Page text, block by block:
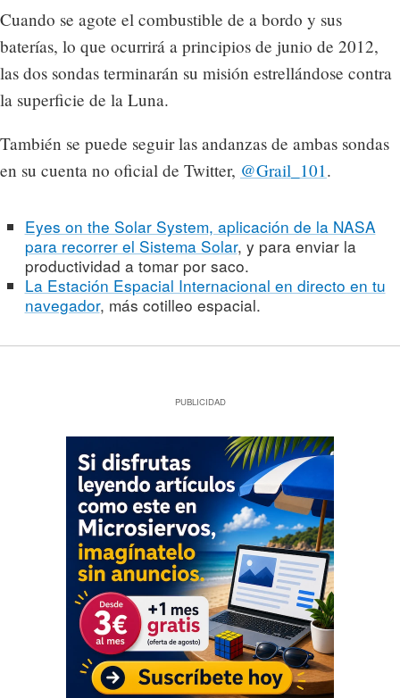
Cuando se agote el combustible de a bordo y sus
baterías, lo que ocurrirá a principios de junio de 2012,
las dos sondas terminarán su misión estrellándose contra
la superficie de la Luna.
También se puede seguir las andanzas de ambas sondas
en su cuenta no oficial de Twitter, @Grail_101.
Eyes on the Solar System, aplicación de la NASA
para recorrer el Sistema Solar, y para enviar la
productividad a tomar por saco.
La Estación Espacial Internacional en directo en tu
navegador, más cotilleo espacial.
PUBLICIDAD